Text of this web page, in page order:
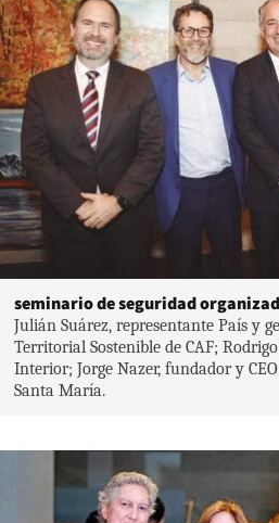
seminario de seguridad
Julián Suárez, representante País y
Territorial Sostenible de CAF;
Interior; Jorge Nazer, fundador y
Santa María.